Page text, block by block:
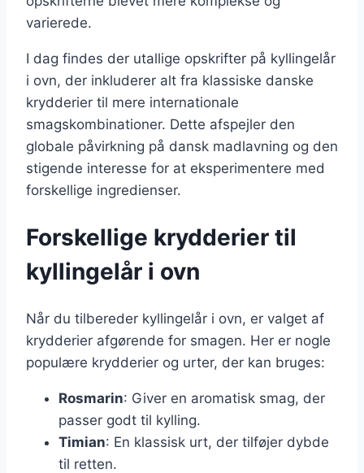
varierede.
I dag findes der utallige opskrifter på kyllingelår
i ovn, der inkluderer alt fra klassiske danske
krydderier til mere internationale
smagskombinationer. Dette afspejler den
globale påvirkning på dansk madlavning og den
stigende interesse for at eksperimentere med
forskellige ingredienser.
Forskellige krydderier til
kyllingelår i ovn
Når du tilbereder kyllingelår i ovn, er valget af
krydderier afgørende for smagen. Her er nogle
populære krydderier og urter, der kan bruges:
Rosmarin: Giver en aromatisk smag, der
passer godt til kylling.
Timian: En klassisk urt, der tilføjer dybde
til retten.